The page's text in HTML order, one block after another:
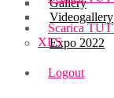
Gallery
Videogallery
Expo 2022
Scarica
XLS
Logout